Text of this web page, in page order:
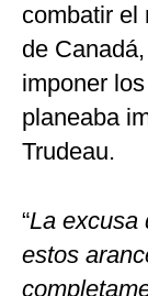
combatir el
de
imponer
planeaba
Trudeau.
“La excusa
estos